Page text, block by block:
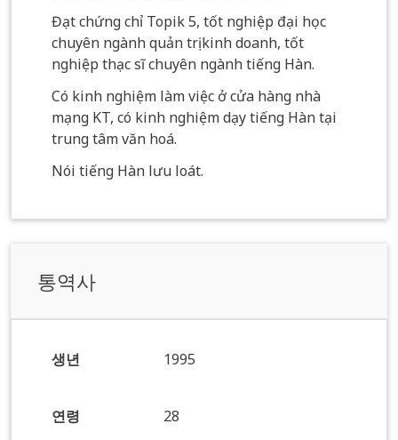
Đạt chứng chỉ Topik 5, tốt nghiệp đại học
chuyên ngành quản trị kinh doanh, tốt
nghiệp thạc sĩ chuyên ngành tiếng Hàn.
Có kinh nghiệm làm việc ở cửa hàng nhà
mạng KT, có kinh nghiệm dạy tiếng Hàn tại
trung tâm văn hoá.
Nói tiếng Hàn lưu loát.
통역사
생년 1995
연령 28